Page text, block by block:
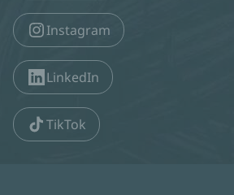
Instagram
LinkedIn
TikTok